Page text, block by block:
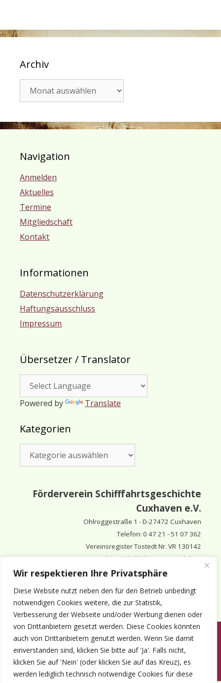
Wir respektieren Ihre Privatsphäre
Diese Website nutzt neben den für den Betrieb unbedingt
notwendigen Cookies weitere, die zur Statistik,
Verbesserung der Webseite und/oder Werbung dienen oder
von Drittanbietern gesetzt werden. Diese Cookies könnten
auch von Drittanbietern genutzt werden. Wenn Sie damit
einverstanden sind, klicken Sie bitte auf 'Ja'. Falls nicht,
klicken Sie auf 'Nein' (oder klicken Sie auf das Kreuz), es
werden lediglich technisch notwendige Cookies für diese
Archiv
Navigation
Anmelden
Aktuelles
Termine
Mitgliedschaft
Kontakt
Informationen
Datenschutzerklärung
Haftungsausschluss
Impressum
Übersetzer / Translator
Powered by Translate
Kategorien
Förderverein Schifffahrtsgeschichte
Cuxhaven e.V.
Ohlroggestraße 1 - D-27472 Cuxhaven
Telefon: 0 47 21 - 51 07 362
Vereinsregister Tostedt Nr. VR 130142
Vorsitzender & inhaltlich Verantwortlicher:
Horst Huthsfeldt
Stellv. Vorsitzender: Eberhard Hewicker
Anmelden Aktuelles Termine Mitgliedschaft
Kontakt
© 1980-2026 Förderverein Schifffahrtsgeschichte Cuxhaven e.V. · ©
2022-2026 made and supported by Intercura